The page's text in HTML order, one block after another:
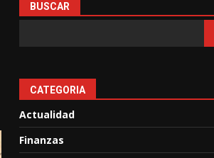
BUSCAR
CATEGORIA
Actualidad
Finanzas